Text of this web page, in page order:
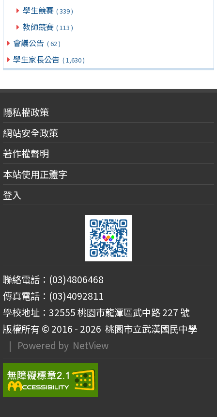
學生競賽 ( 339 )
教師競賽 ( 113 )
會議公告 ( 62 )
學生家長公告 ( 1,630 )
隱私權政策
網站安全政策
著作權聲明
本站使用正體字
登入
聯絡電話：(03)4806468
傳真電話：(03)4092811
學校地址：32555 桃園市龍潭區武中路 227 號
版權所有 © 2016 - 2026 桃園市立武漢國民中學
| Powered by NetView